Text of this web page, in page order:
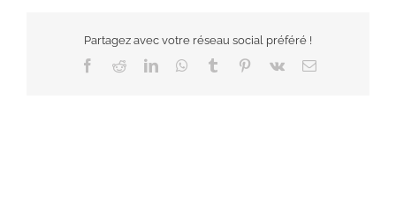
Partagez avec votre réseau social préféré !
Facebook
RedditLinkedInWhatsApp
Tumblr Pinterest
Vk Email